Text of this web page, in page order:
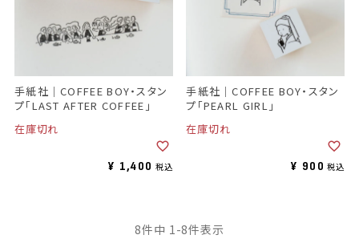
手紙社｜COFFEE BOY・スタン
プ「LAST AFTER COFFEE」
在庫切れ
¥ 1,400 税込
手紙社｜COFFEE BOY・スタン
プ「PEARL GIRL」
在庫切れ
¥ 900 税込
8件中 1-8件表示